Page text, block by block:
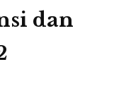
dan